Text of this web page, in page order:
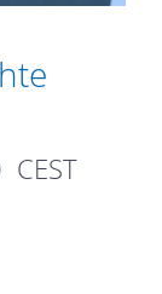
CEST